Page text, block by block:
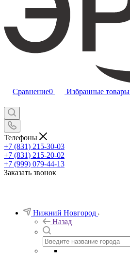
Сравнение0 Избранные товары
Телефоны
+7 (831) 215-30-03
+7 (831) 215-20-02
+7 (999) 079-44-13
Заказать звонок
Нижний Новгород
Назад